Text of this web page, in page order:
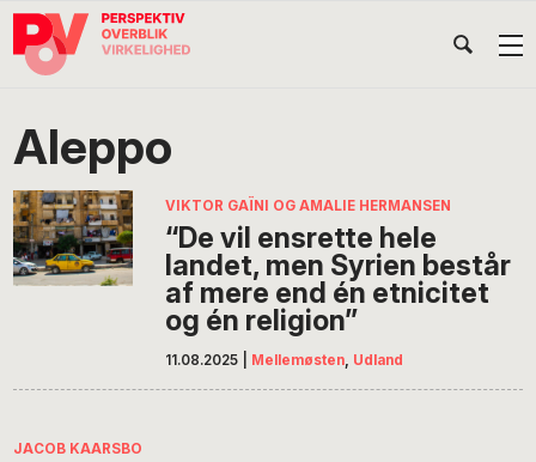
Gå
direkte
navigation
Skip
indhold
Gå
direkte
POV
International
Aleppo
VIKTOR GAÏNI OG AMALIE HERMANSEN
“De vil ensrette hele
landet, men Syrien består
af mere end én etnicitet
og én religion”
11.08.2025 Mellemøsten, Udland
JACOB KAARSBO